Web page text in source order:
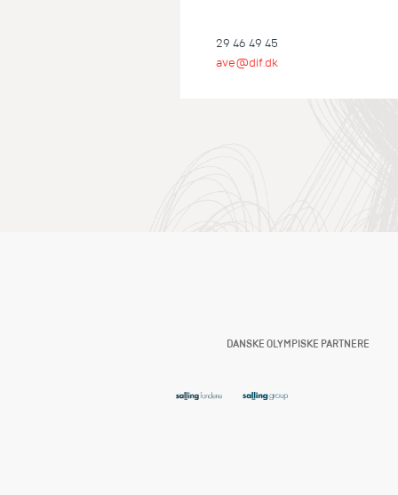
29 46 49 45
ave@dif.dk
DANSKE OLYMPISKE PARTNERE